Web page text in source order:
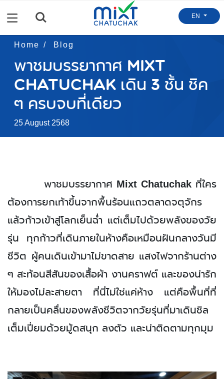
EN
Home Blog
พาชมบรรยากาศ Mixt
Chatuchak เดิน 3 ชั้น ชิค
ๆ ครบจบที่เดียว
25 August 2568
พาชมบรรยากาศ Mixt Chatuchak ที่ใคร
ต้องการยกเท้าขึ้นจากพื้นร้อนแถวตลาดจตุจักร
แล้วก้าวเข้าสู่โลกเย็นฉ่ำ แต่เต็มไปด้วยพลังของวัย
รุ่น ทุกก้าวที่เดินภายในห้างคือเหมือนฝันกลางวันมี
ชีวิต ผู้คนเดินเข้ามาไม่ขาดสาย แสงไฟจากร้านต่าง
ๆ สะท้อนสีสันของเสื้อผ้า งานคราฟต์ และของน่ารัก
ให้มองไม่ละสายตา ที่นี่ไม่ใช่แค่ห้าง แต่คือพื้นที่ที่
กลายเป็นคลื่นของพลังชีวิตจากวัยรุ่นที่มาเดินชิล
เต็มเปี่ยมด้วยมู้ดสนุก ลงตัว และน่าติดตามทุกมุม